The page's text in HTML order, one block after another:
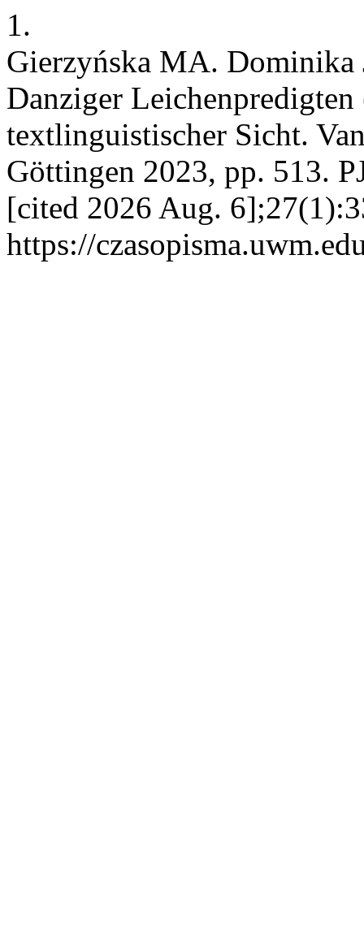
1.
Gierzyńska MA. Dominika
Danziger
textlinguistischer Sicht.
Göttingen 2023, pp. 513.
[cited 2026 Aug.
https://